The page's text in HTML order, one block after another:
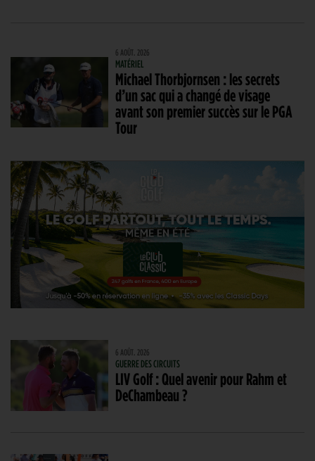
6 AOÛT. 2026
MATÉRIEL
Michael Thorbjornsen : les secrets
d’un sac qui a changé de visage
avant son premier succès sur le PGA
Tour
6 AOÛT. 2026
GUERRE DES CIRCUITS
LIV Golf : Quel avenir pour Rahm et
DeChambeau ?